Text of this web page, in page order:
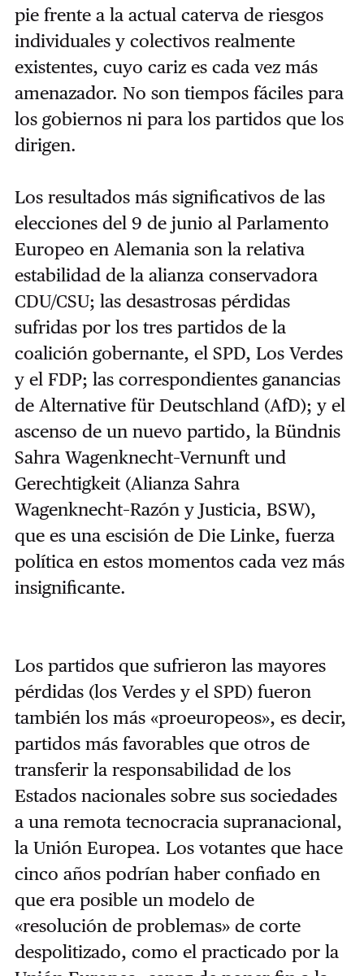
pie frente a la actual caterva de riesgos
individuales y colectivos realmente
existentes, cuyo cariz es cada vez más
amenazador. No son tiempos fáciles para
los gobiernos ni para los partidos que los
dirigen.
Los resultados más significativos de las
elecciones del 9 de junio al Parlamento
Europeo en Alemania son la relativa
estabilidad de la alianza conservadora
CDU/CSU; las desastrosas pérdidas
sufridas por los tres partidos de la
coalición gobernante, el SPD, Los Verdes
y el FDP; las correspondientes ganancias
de Alternative für Deutschland (AfD); y el
ascenso de un nuevo partido, la Bündnis
Sahra Wagenknecht–Vernunft und
Gerechtigkeit (Alianza Sahra
Wagenknecht–Razón y Justicia, BSW),
que es una escisión de Die Linke, fuerza
política en estos momentos cada vez más
insignificante.
Los partidos que sufrieron las mayores
pérdidas (los Verdes y el SPD) fueron
también los más «proeuropeos», es decir,
partidos más favorables que otros de
transferir la responsabilidad de los
Estados nacionales sobre sus sociedades
a una remota tecnocracia supranacional,
la Unión Europea. Los votantes que hace
cinco años podrían haber confiado en
que era posible un modelo de
«resolución de problemas» de corte
despolitizado, como el practicado por la